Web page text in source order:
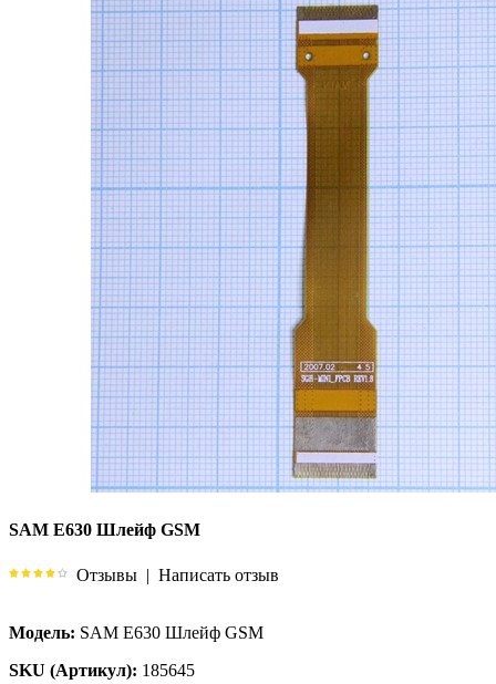
SAM E630 Шлейф GSM
Отзывы | Написать отзыв
Модель: SAM E630 Шлейф GSM
SKU (Артикул): 185645